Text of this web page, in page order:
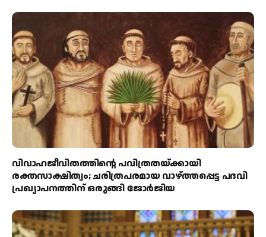
വിവാഹജീവിതത്തിന്റെ പവിത്രതയ്ക്കായി
രക്തസാക്ഷിത്വം; ചരിത്രപരമായ വാഴ്ത്തപ്പെട്ട പദവി
പ്രഖ്യാപനത്തിന് ഒരുങ്ങി ജോര്‍ജിയ